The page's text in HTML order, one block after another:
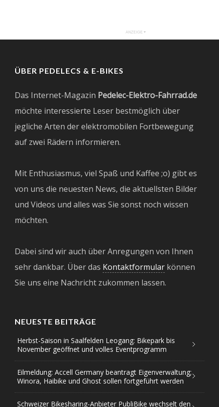
ÜBER PEDELECS & E-BIKES
Das Internet-Magazin Pedelec-Elektro-Fahrrad.de
möchte interessierte Leser bestmöglich über
jegliche Arten der elektromobilen Fortbewegung
auf zwei Rädern informieren.
Mit Enthusiasmus, viel Spaß und Kaffee ;o) gibt es
von uns die neuesten News, die aktuellsten Bilder
und Videos und alles was Sie sonst noch wissen
möchten.
Dabei sind wir auch über Anregungen von Ihnen
sehr dankbar. Über das Kontaktformular können
Sie uns eine Nachricht zukommen lassen.
NEUESTE BEITRÄGE
Herbst-Saison in Saalfelden Leogang: Bikepark bis
November geöffnet und volles Eventprogramm
Eilmeldung: Accell Germany beantragt Eigenverwaltung;
Winora, Haibike und Ghost sollen fortgeführt werden
Schweizer Bikesharing-Anbieter PubliBike wechselt den